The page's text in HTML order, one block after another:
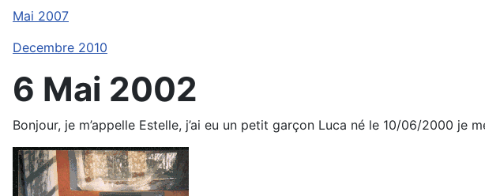
Mai 2007
Decembre 2010
6 Mai 2002
Bonjour, je m’appelle Estelle, j’ai eu un petit garçon Luca né le 10/06/2000 je